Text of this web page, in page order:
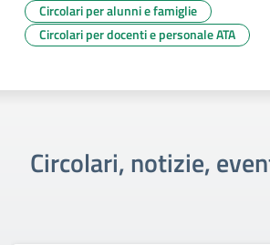
Circolari per alunni e famiglie
Circolari per docenti e personale ATA
Circolari, notizie,